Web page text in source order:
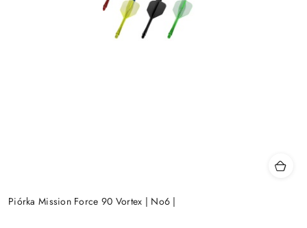
Piórka Mission Force 90 Vortex | No6 |